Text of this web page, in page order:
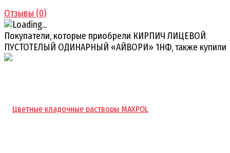
Отзывы (0)
Покупатели, которые приобрели КИРПИЧ ЛИЦЕВОЙ
ПУСТОТЕЛЫЙ ОДИНАРНЫЙ «АЙВОРИ» 1НФ, также купили